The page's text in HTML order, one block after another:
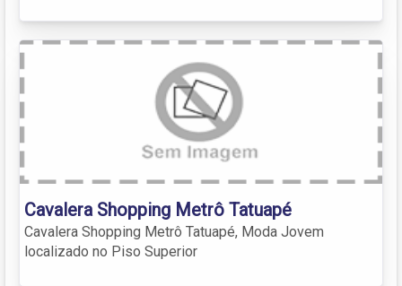
Cavalera Shopping Metrô Tatuapé
Cavalera Shopping Metrô Tatuapé, Moda Jovem
localizado no Piso Superior